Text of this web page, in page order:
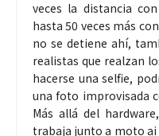
veces la distancia
hasta 50 veces más
no se detiene ahí,
realistas que realzan
hacerse una selfie,
una foto improvisada
Más allá del
trabaja junto a moto